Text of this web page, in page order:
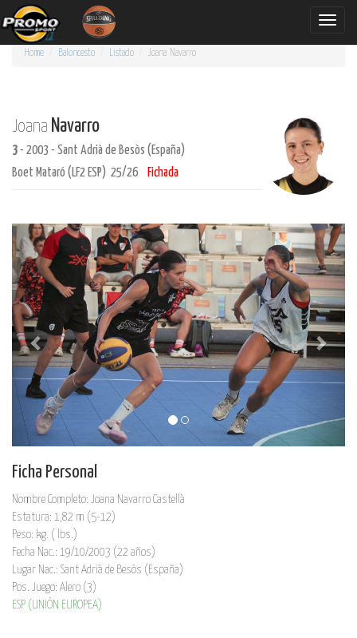
Toggle
Home Baloncesto Listado Joana Navarro
Joana Navarro
3 - 2003 - Sant Adrià de Besòs (España)
Boet Mataró (LF2 ESP) 25/26
Fichada
Ficha Personal
Nombre Completo: Joana Navarro Castellà
Estatura: 1,82 m (5-12)
Peso: kg. ( lbs.)
Fecha Nac.: 19/10/2003 (22 años)
Lugar Nac.: Sant Adrià de Besòs (España)
Pos. Juego: Alero (3)
ESP (UNIÓN EUROPEA)